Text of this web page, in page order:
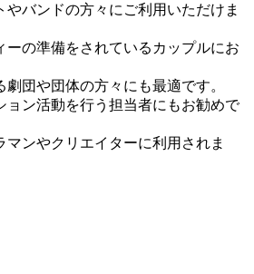
やバンドの方々にご利用いただけま
ーの準備をされているカップルにお
団や団体の方々にも最適です。
ョン活動を行う担当者にもお勧めで
マンやクリエイターに利用されま